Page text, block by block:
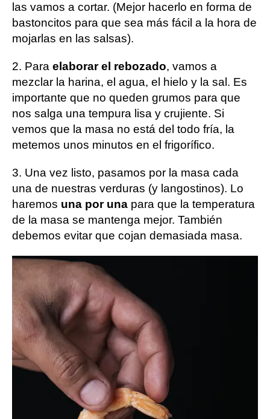
las vamos a cortar. (Mejor hacerlo en forma de
bastoncitos para que sea más fácil a la hora de
mojarlas en las salsas).
2. Para elaborar el rebozado, vamos a
mezclar la harina, el agua, el hielo y la sal. Es
importante que no queden grumos para que
nos salga una tempura lisa y crujiente. Si
vemos que la masa no está del todo fría, la
metemos unos minutos en el frigorífico.
3. Una vez listo, pasamos por la masa cada
una de nuestras verduras (y langostinos). Lo
haremos una por una para que la temperatura
de la masa se mantenga mejor. También
debemos evitar que cojan demasiada masa.